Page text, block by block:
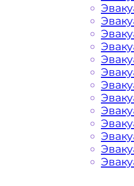
Габариты, вес и
Заказанный
платформой
Маршрут от
Гагаринского
Затрудняющие
передач (АКПП)